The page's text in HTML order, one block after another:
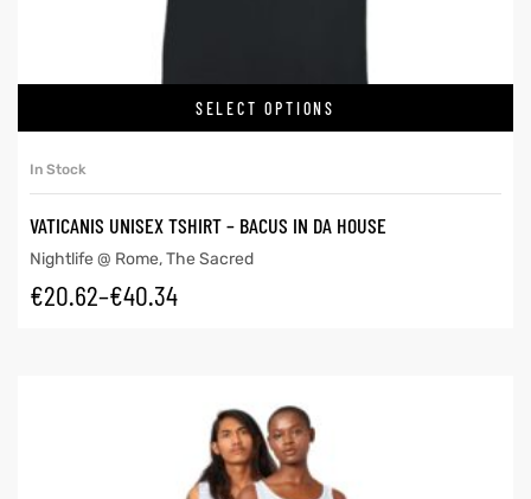
SELECT OPTIONS
In Stock
VATICANIS UNISEX TSHIRT – BACUS IN DA HOUSE
Nightlife @ Rome,The Sacred
€20.62–€40.34